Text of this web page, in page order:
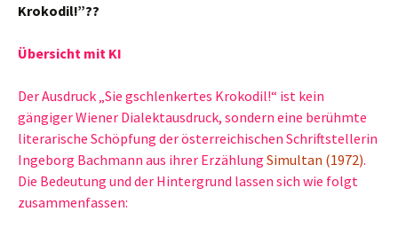
Krokodil!”??
Übersicht mit KI
Der Ausdruck „Sie gschlenkertes Krokodil!“ ist kein
gängiger Wiener Dialektausdruck, sondern eine berühmte
literarische Schöpfung der österreichischen Schriftstellerin
Ingeborg Bachmann aus ihrer Erzählung Simultan (1972).
Die Bedeutung und der Hintergrund lassen sich wie folgt
zusammenfassen: